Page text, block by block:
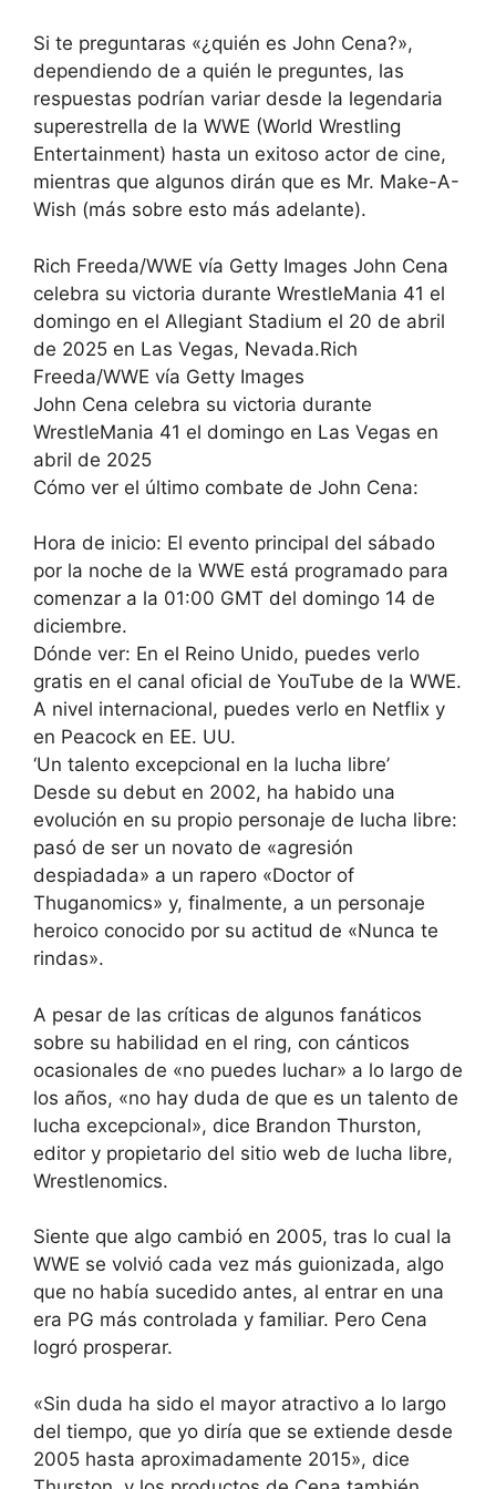
Si te preguntaras «¿quién es John Cena?»,
dependiendo de a quién le preguntes, las
respuestas podrían variar desde la legendaria
superestrella de la WWE (World Wrestling
Entertainment) hasta un exitoso actor de cine,
mientras que algunos dirán que es Mr. Make-A-
Wish (más sobre esto más adelante).
Rich Freeda/WWE vía Getty Images John Cena
celebra su victoria durante WrestleMania 41 el
domingo en el Allegiant Stadium el 20 de abril
de 2025 en Las Vegas, Nevada.Rich
Freeda/WWE vía Getty Images
John Cena celebra su victoria durante
WrestleMania 41 el domingo en Las Vegas en
abril de 2025
Cómo ver el último combate de John Cena:
Hora de inicio: El evento principal del sábado
por la noche de la WWE está programado para
comenzar a la 01:00 GMT del domingo 14 de
diciembre.
Dónde ver: En el Reino Unido, puedes verlo
gratis en el canal oficial de YouTube de la WWE.
A nivel internacional, puedes verlo en Netflix y
en Peacock en EE. UU.
‘Un talento excepcional en la lucha libre’
Desde su debut en 2002, ha habido una
evolución en su propio personaje de lucha libre:
pasó de ser un novato de «agresión
despiadada» a un rapero «Doctor of
Thuganomics» y, finalmente, a un personaje
heroico conocido por su actitud de «Nunca te
rindas».
A pesar de las críticas de algunos fanáticos
sobre su habilidad en el ring, con cánticos
ocasionales de «no puedes luchar» a lo largo de
los años, «no hay duda de que es un talento de
lucha excepcional», dice Brandon Thurston,
editor y propietario del sitio web de lucha libre,
Wrestlenomics.
Siente que algo cambió en 2005, tras lo cual la
WWE se volvió cada vez más guionizada, algo
que no había sucedido antes, al entrar en una
era PG más controlada y familiar. Pero Cena
logró prosperar.
«Sin duda ha sido el mayor atractivo a lo largo
del tiempo, que yo diría que se extiende desde
2005 hasta aproximadamente 2015», dice